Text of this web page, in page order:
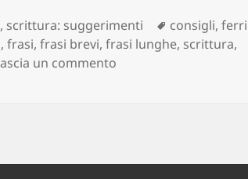
, scrittura: suggerimenti Tag
consigli,ferri
,frasi,frasi brevi,frasi lunghe, scrittura,
un commento